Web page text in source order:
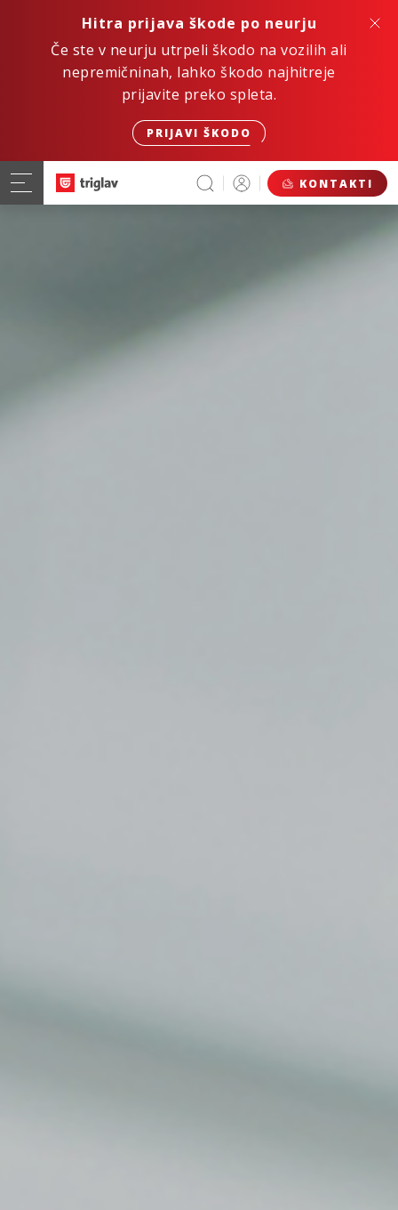
Hitra prijava škode po neurju
Če ste v neurju utrpeli škodo na vozilih ali
nepremičninah, lahko škodo najhitreje
prijavite preko spleta.
PRIJAVI ŠKODO
KONTAKTI